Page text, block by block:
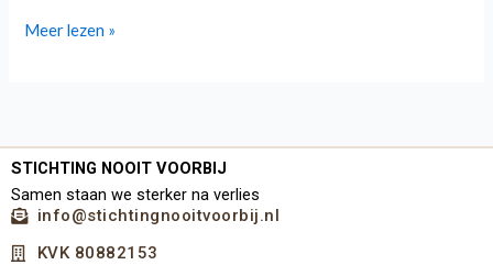
Meer lezen »
STICHTING NOOIT VOORBIJ
Samen staan we sterker na verlies
info@stichtingnooitvoorbij.nl
KVK 80882153